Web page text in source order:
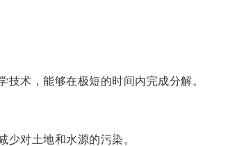
术，能够在极短的时间内完成分解。
对土地和水源的污染。